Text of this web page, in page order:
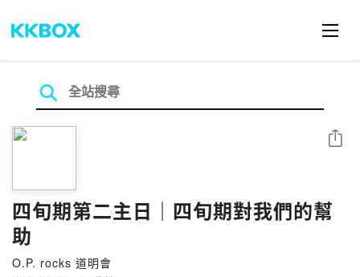
四旬期第二主日｜四旬期對我們的幫
助
O.P. rocks 道明會
分享